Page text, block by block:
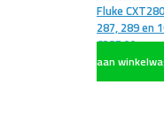
Fluke
287, 289 en
€287,00 excl.
aan